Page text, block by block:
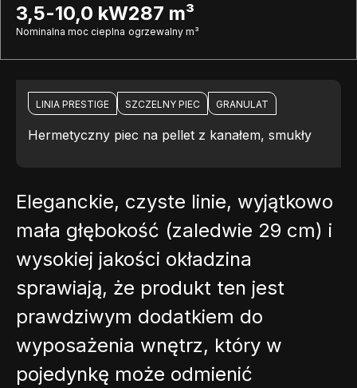
3,5-10,0 kW
Nominalna moc cieplna
287 m³
ogrzewalny m³
LINIA PRESTIGE SZCZELNY PIEC GRANULAT
Hermetyczny piec na pellet z kanałem, smukły
Eleganckie, czyste linie, wyjątkowo
mała głębokość (zaledwie 29 cm) i
wysokiej jakości okładzina
sprawiają, że produkt ten jest
prawdziwym dodatkiem do
wyposażenia wnętrz, który w
pojedynkę może odmienić